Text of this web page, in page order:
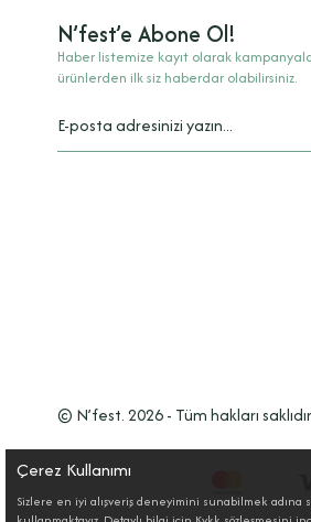
N’fest’e Abone Ol!
Haber listemize kayıt olarak
ürünlerden ilk siz haberdar olabilirsiniz.
© N’fest. 2026 - Tüm hakları
Çerez Kullanımı
Sizlere en iyi alışveriş deneyimini sunabilmek adına